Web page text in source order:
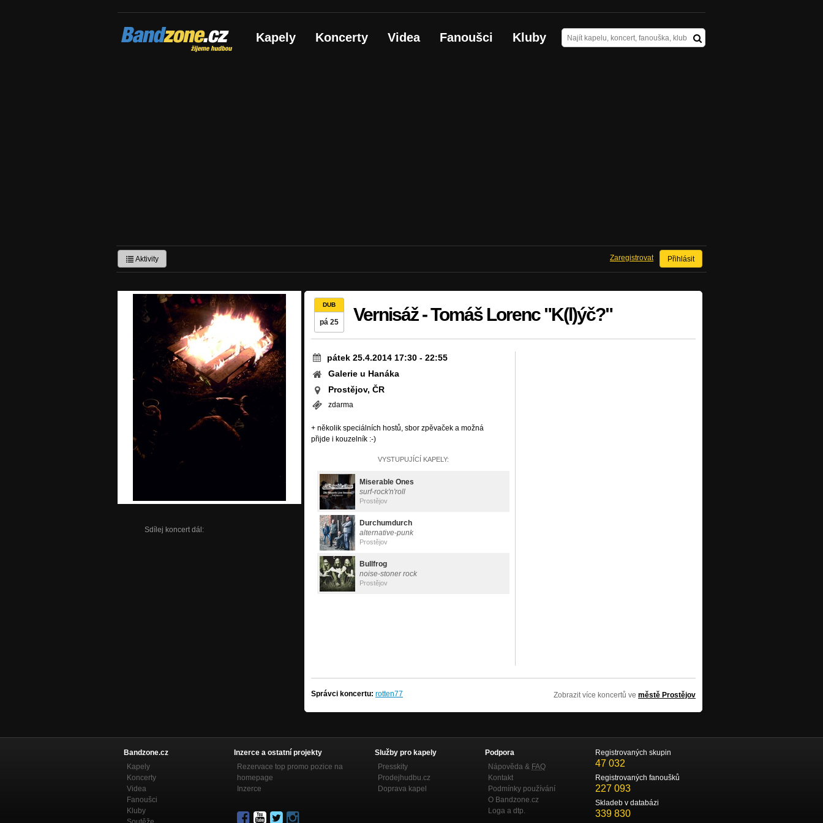
Bandzone.cz
žijeme hudbou Kapely Koncerty Videa Fanoušci Kluby
Aktivity Přihlásit
Zaregistrovat
Sdílej koncert dál:
DUB
pá 25 Vernisáž - Tomáš Lorenc "K(l)ýč?"
pátek 25.4.2014 17:30 - 22:55
Galerie u Hanáka
Prostějov, ČR
zdarma
+ několik speciálních hostů, sbor zpěvaček a možná
přijde i kouzelník :-)
VYSTUPUJÍCÍ KAPELY:
Miserable Ones
surf-rock'n'roll
Prostějov
Durchumdurch
alternative-punk
Prostějov
Bullfrog
noise-stoner rock
Prostějov
Správci koncertu: rotten77 Zobrazit více koncertů ve městě Prostějov
Bandzone.cz
Kapely
Koncerty
Videa
Fanoušci
Kluby
Inzerce a ostatní projekty
Rezervace top promo pozice na
homepage
Inzerce
Služby pro kapely
Presskity
Prodejhudbu.cz
Doprava kapel
Podpora
Nápověda & FAQ
Kontakt
Podmínky používání
O Bandzone.cz
Loga a dtp.
Registrovaných skupin
47 032
Registrovaných fanoušků
227 093
Skladeb v databázi
339 830